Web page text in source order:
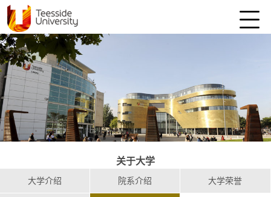
关于大学
大学介绍 院系介绍 大学荣誉